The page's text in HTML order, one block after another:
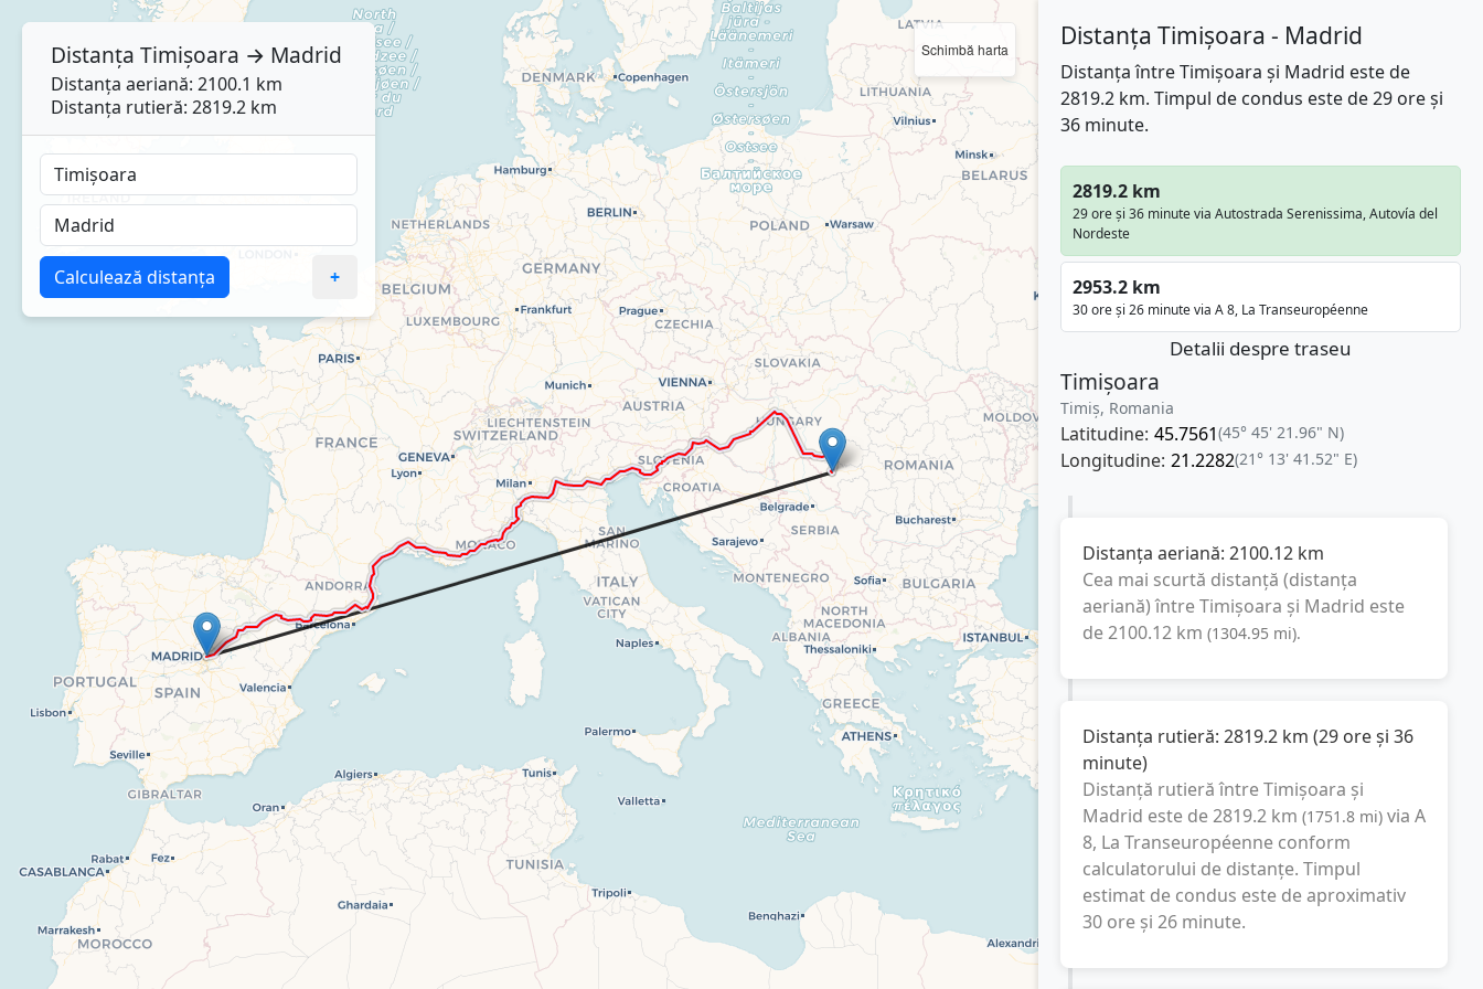
Schimbă harta Distanța Timișoara - Madrid
Distanța între Timișoara și Madrid este de
2819.2 km. Timpul de condus este de 29 ore și
36 minute.
2819.2 km
29 ore și 36 minute via Autostrada Serenissima, Autovía del
Nordeste
2953.2 km
30 ore și 26 minute via A 8, La Transeuropéenne
Detalii despre traseu
Timișoara
Timiș, Romania
Latitudine: 45.7561(45° 45' 21.96" N)
Longitudine: 21.2282(21° 13' 41.52" E)
Distanța aeriană: 2100.12 km
Cea mai scurtă distanță (distanța
aeriană) întreTimișoara și Madrid este
de2100.12 km (1304.95 mi).
Distanța rutieră: 2819.2 km (29 ore și 36
minute)
Distanță rutieră întreTimișoara și
Madrid este de2819.2 km (1751.8 mi) via A
8, La Transeuropéenneconform
calculatorului de distanțe. Timpul
estimat de condus este de aproximativ
30 ore și 26 minute.
Distanța Timișoara → Madrid
Distanța aeriană: 2100.1 km
Distanța rutieră: 2819.2 km
Calculează distanța +